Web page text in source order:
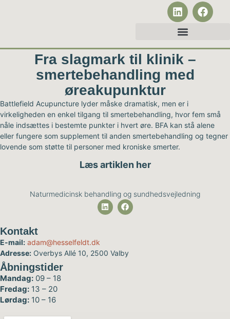
Fra slagmark til klinik –
smertebehandling med
øreakupunktur
Battlefield Acupuncture lyder måske dramatisk, men er i
virkeligheden en enkel tilgang til smertebehandling, hvor fem små
nåle indsættes i bestemte punkter i hvert øre. BFA kan stå alene
eller fungere som supplement til anden smertebehandling og tegner
lovende som støtte til personer med kroniske smerter.
Læs artiklen her
Naturmedicinsk behandling og sundhedsvejledning
Kontakt
E-mail: adam@hesselfeldt.dk
Adresse: Overbys Allé 10, 2500 Valby
Åbningstider
Mandag: 09 – 18
Fredag: 13 – 20
Lørdag: 10 – 16